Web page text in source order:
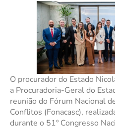
O procurador do Estado
a Procuradoria-Geral do
reunião do Fórum Nacional
Conflitos (Fonacasc),
durante o 51º Congresso